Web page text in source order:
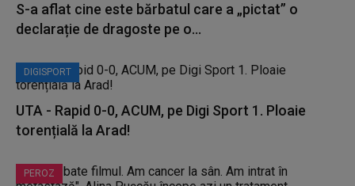
S-a aflat cine este bărbatul care a „pictat” o
declarație de dragoste pe o...
DIGISPORT
UTA - Rapid 0-0, ACUM, pe Digi Sport 1. Ploaie
torențială la Arad!
PEROZ